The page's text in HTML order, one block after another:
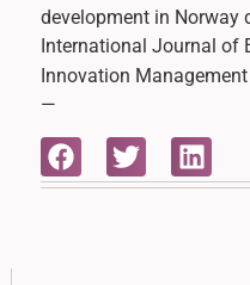
development in Norway
International Journal of
Innovation
—